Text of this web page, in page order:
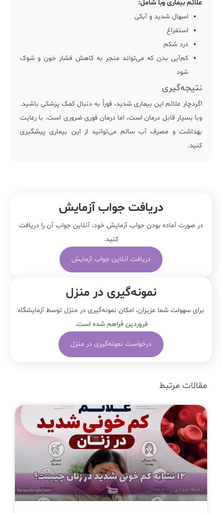
علائم بیماری وبا شامل:
اسهال شدید و آبکی
استفراغ
درد شکم
کم‌آبی بدن که می‌تواند منجر به کاهش فشار خون و شوک
شود
نتیجه‌گیری
اگردچار علائم این بیماری شدید، فوراً به دنبال کمک پزشکی باشید.
وبا بسیار قابل درمان است، اما درمان فوری ضروری است. با رعایت
بهداشت و مصرف آب سالم می‌توانید از این بیماری پیشگیری
کنید.
دریافت جواب آزمایش
در صورت آماده بودن جواب آزمایش خود، آنلاین جواب‌ آن را دریافت
کنید.
دریافت آنلاین جواب آزمایش
نمونه‌‌گیری در منزل
برای سهولت شما عزیزان، امکان نمونه‌گیری در منزل توسط آزمایشگاه
فروردین فراهم شده است.
درخواست نمونه‌گیری در منزل
مقالات مرتبط